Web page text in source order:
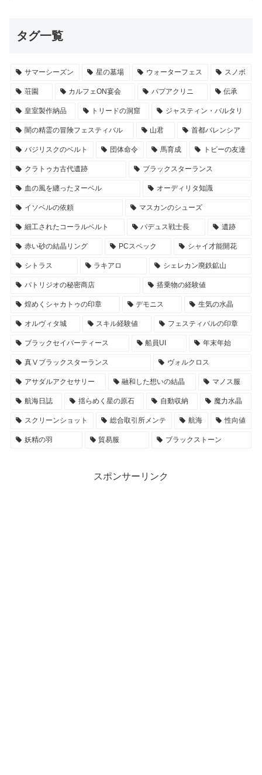
タグ一覧
サマーシーズン 星の墓場 ウォーターフェス スノボ
荘園 カルフェON宴会 パプアクリニ 伝承
皇室製作納品 トリードの洞窟 ジャスティン・バルタリ
闇の精霊の冒険フェスティバル 山君 首都バレンシア
バジリスクのベルト 団体命令 馬育成 トビーの友達
クラトゥカ古代遺跡 ブラックスターランス
血の風を纏ったヌーベル オーディリタ知識
イソベルの依頼 マスカンのシューズ
細工されたコーラルベルト パデュス戦士長 遺跡
赤い砂の結晶リング PCスペック シャイ才能開花
シトラス ラキアロ シェレカン廃鉄鉱山
パトリジオの秘密商店 搭乗物の経験値
煌めくシャカトゥの印章 デモニス 生気の水晶
オルヴィタ城 スキル経験値 フェスティバルの印章
ブラックセイバーティース 船員UI 年末年始
真Ⅴブラックスターランス ヴォルクロス
アサダルアクセサリー 融和した想いの結晶 マノス服
航海日誌 揺らめく星の原石 自動収納 魔力水晶
スクリーンショット 総合取引所メンテ 航海 性向値
妖精の羽 貿易服 ブラックストーン
スポンサーリンク